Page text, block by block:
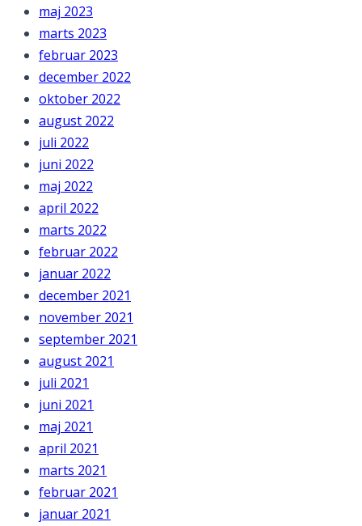
maj 2023
marts 2023
februar 2023
december 2022
oktober 2022
august 2022
juli 2022
juni 2022
maj 2022
april 2022
marts 2022
februar 2022
januar 2022
december 2021
november 2021
september 2021
august 2021
juli 2021
juni 2021
maj 2021
april 2021
marts 2021
februar 2021
januar 2021